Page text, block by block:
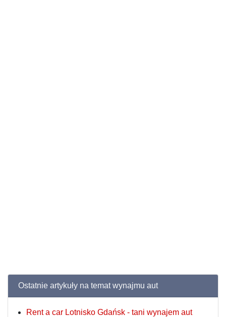
Ostatnie artykuły na temat wynajmu aut
Rent a car Lotnisko Gdańsk - tani wynajem aut